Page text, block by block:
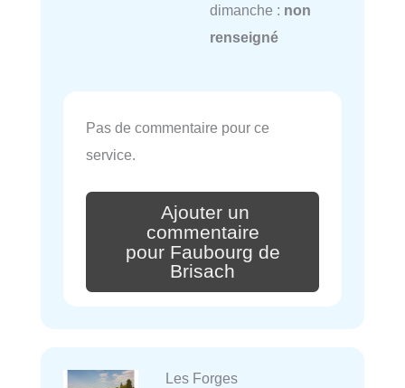
dimanche : non
renseigné
Pas de commentaire pour ce
service.
Ajouter un
commentaire
pour Faubourg de
Brisach
Les Forges